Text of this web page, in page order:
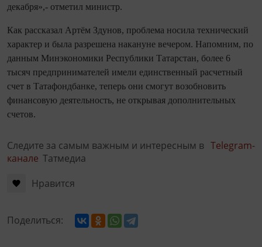
декабря»,- отметил министр.
Как рассказал Артём Здунов, проблема носила технический
характер и была разрешена накануне вечером. Напомним, по
данным Минэкономики Республики Татарстан, более 6
тысяч предпринимателей имели единственный расчетный
счет в Татафондбанке, теперь они смогут возобновить
финансовую деятельность, не открывая дополнительных
счетов.
Следите за самым важным и интересным в Telegram-
канале Татмедиа
Нравится
Поделиться: